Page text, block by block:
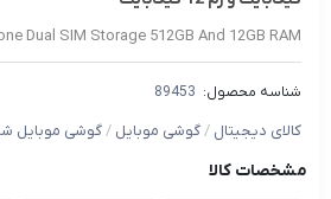
Dual SIM Storage 512GB And 12GB RAM
شناسه محصول: 89453
کالای دیجیتال /گوشی موبایل /گوشی موبایل
مشخصات کالا